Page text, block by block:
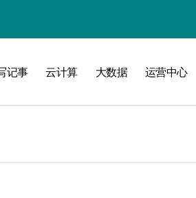
记事 云计算 大数据 运营中心